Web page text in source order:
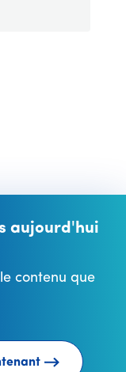
aujourd'hui
contenu que